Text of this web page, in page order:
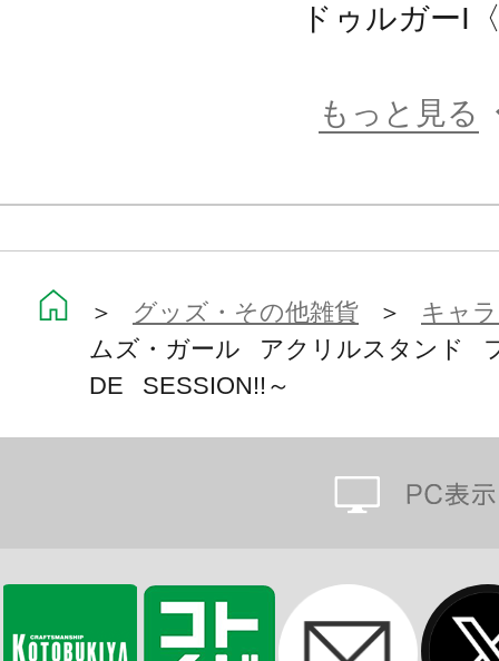
ドゥルガーI
もっと見る
＞ グッズ・その他雑貨 ＞ キャ
ムズ・ガール アクリルスタンド
DE SESSION!!～